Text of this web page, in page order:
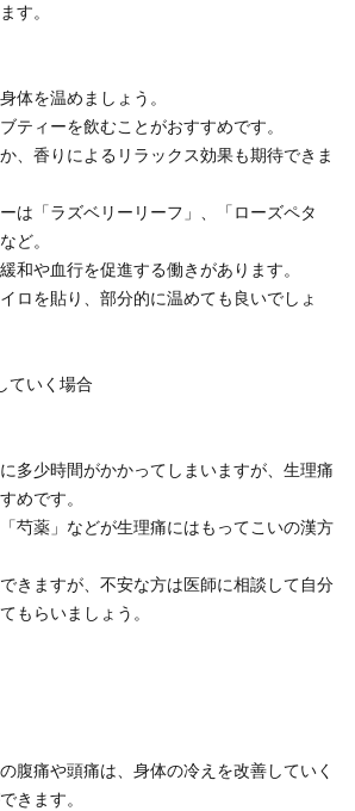
す。
体を温めましょう。
ティーを飲むことがおすすめです。
、香りによるリラックス効果も期待できま
は「ラズベリーリーフ」、「ローズペタ
ど。
和や血行を促進する働きがあります。
ロを貼り、部分的に温めても良いでしょ
ていく場合
多少時間がかかってしまいますが、生理痛
めです。
芍薬」などが生理痛にはもってこいの漢方
きますが、不安な方は医師に相談して自分
もらいましょう。
腹痛や頭痛は、身体の冷えを改善していく
きます。